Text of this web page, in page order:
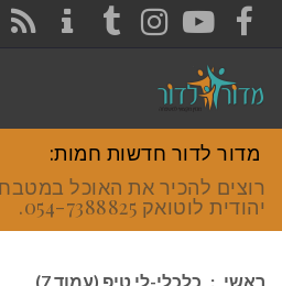
FACEBOOK
YOUTUBE
INSTAGRAM
TUMBLR
מדור לדור חדשות חמות:
רוצים להכיר את האוכל
יהודית לוטואק 054-7388825.
ראשי : כלכלי-לי טיפ (עמוד 7)